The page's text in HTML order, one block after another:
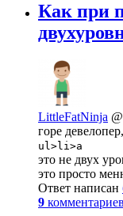
Как при
LittleFatNinja
горе
ul>li>a
это не двух
это просто
Ответ написан
9 комментариев